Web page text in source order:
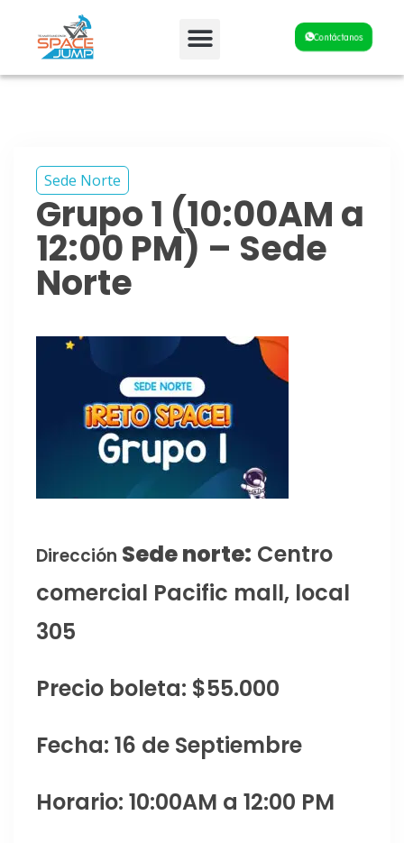
Contáctanos
Sede Norte
Grupo 1 (10:00AM a
12:00 PM) – Sede
Norte
Dirección Sede norte: Centro
comercial Pacific mall, local
305
Precio boleta: $55.000
Fecha: 16 de Septiembre
Horario: 10:00AM a 12:00 PM